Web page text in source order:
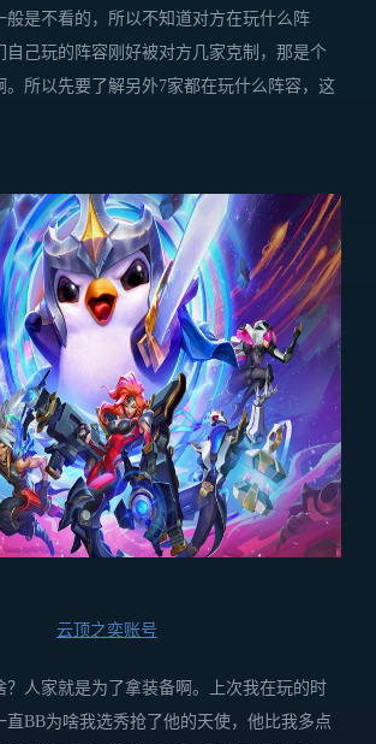
般是不看的，所以不知道对方在玩什么阵
自己玩的阵容刚好被对方几家克制，那是个
。所以先要了解另外7家都在玩什么阵容，这
云顶之奕账号
人家就是为了拿装备啊。上次我在玩的时
直BB为啥我选秀抢了他的天使，他比我多点